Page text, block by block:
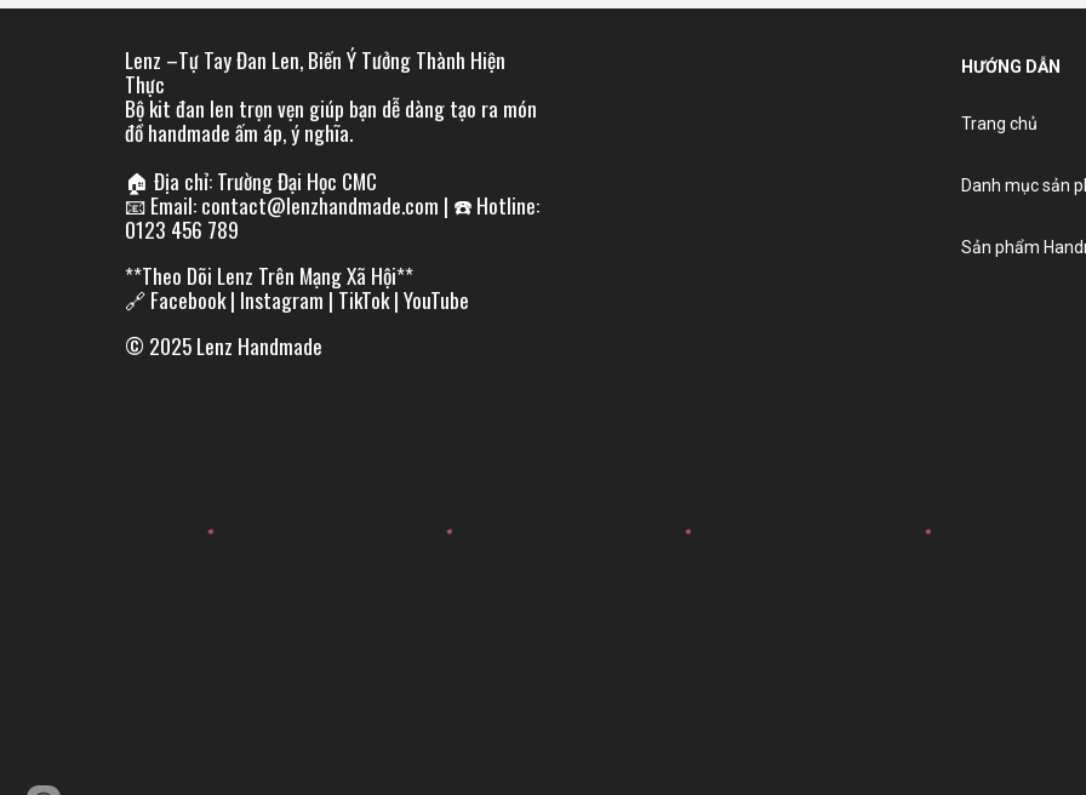
Lenz –Tự Tay Đan Len, Biến Ý Tưởng Thành Hiện
Thực
Bộ kit đan len trọn vẹn giúp bạn dễ dàng tạo ra món
đồ handmade ấm áp, ý nghĩa.
🏠 Địa chỉ: Trường Đại Học CMC
📧 Email: contact@lenzhandmade.com | ☎️ Hotline:
0123 456 789
**Theo Dõi Lenz Trên Mạng Xã Hội**
🔗 Facebook | Instagram | TikTok | YouTube
© 2025 Lenz Handmade
HƯỚNG DẪN
Trang chủ
Danh mục sản
Sản phẩm